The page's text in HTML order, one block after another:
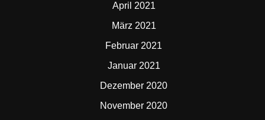
April 2021
März 2021
Februar 2021
Januar 2021
Dezember 2020
November 2020